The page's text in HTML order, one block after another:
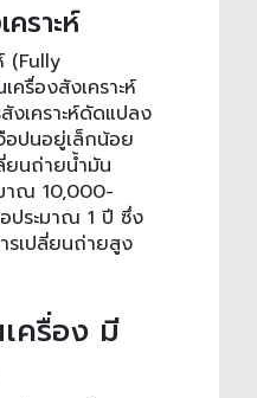
ราะห์
(Fully
รื่องสังเคราะห์
งเคราะห์ดัดแปลง
อปนอยู่เล็กน้อย
ยนถ่ายน้ำมัน
มาณ 10,000-
ประมาณ 1 ปี ซึ่ง
รเปลี่ยนถ่ายสูง
ครื่อง มี